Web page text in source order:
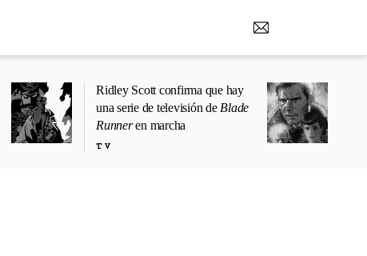
Ridley Scott confirma que hay
una serie de televisión de Blade
Runneren marcha
TV